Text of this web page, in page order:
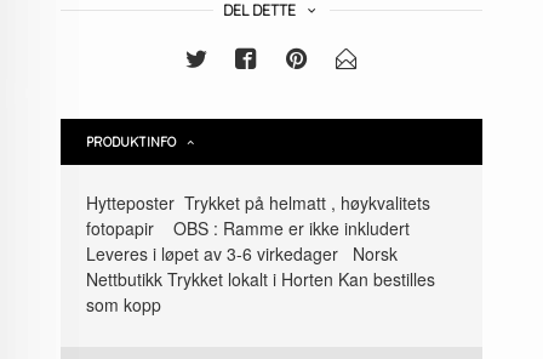
DEL DETTE
PRODUKTINFO
Hytteposter Trykket på helmatt , høykvalitets
fotopapir OBS : Ramme er ikke inkludert
Leveres i løpet av 3-6 virkedager Norsk
Nettbutikk Trykket lokalt i Horten Kan bestilles
som kopp